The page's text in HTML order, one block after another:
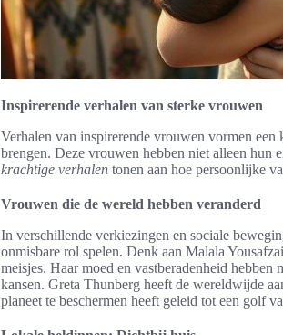
Inspirerende verhalen van sterke vrouwen
Verhalen van inspirerende vrouwen vormen
brengen. Deze vrouwen hebben niet alleen hun
krachtige verhalen tonen aan hoe persoonlijke
Vrouwen die de wereld hebben veranderd
In verschillende verkiezingen en sociale
onmisbare rol spelen. Denk aan Malala
meisjes. Haar moed en vastberadenheid
kansen. Greta Thunberg heeft de wereldwijde
planeet te beschermen heeft geleid tot een golf